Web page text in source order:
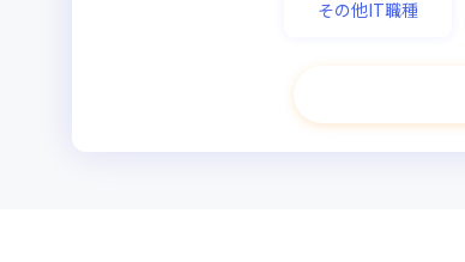
その他IT職種